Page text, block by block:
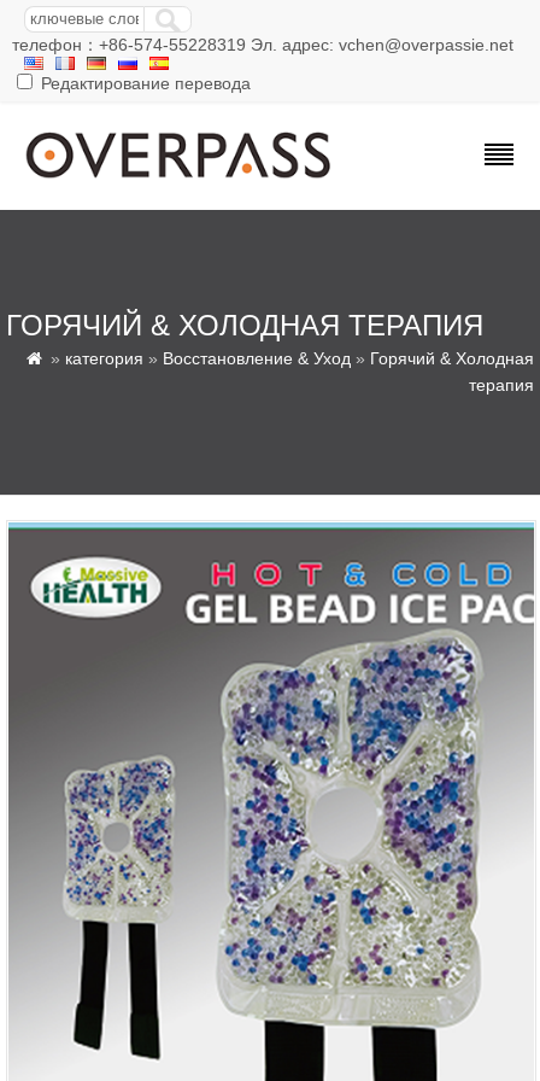
телефон：+86-574-55228319 Эл. адрес: vchen@overpassie.net
Редактирование перевода
ГОРЯЧИЙ & ХОЛОДНАЯ ТЕРАПИЯ
 » категория » Восстановление & Уход » Горячий & Холодная
терапия